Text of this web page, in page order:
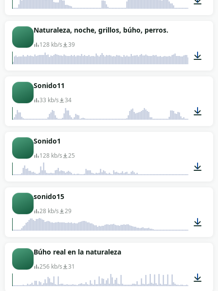
Naturaleza, noche, grillos, búho, perros.
128 kb/s 39
Sonido11
33 kb/s 34
Sonido1
128 kb/s 25
sonido15
28 kb/s 29
Búho real en la naturaleza
256 kb/s 31